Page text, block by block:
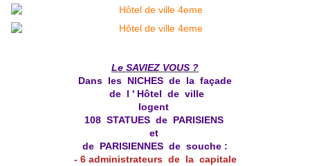
Le SAVIEZ VOUS ?
Dans les NICHES de la façade
de l ' Hôtel de ville
logent
108 STATUES de PARISIENS
et
de PARISIENNES de souche :
- 6 administrateurs de la capitale